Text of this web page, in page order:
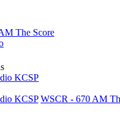
The Score
KCSP
KCSP WSCR - 670 AM